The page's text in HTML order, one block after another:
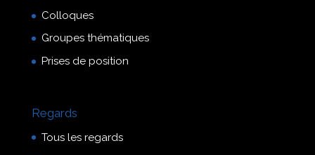
Colloques
Groupes thématiques
Prises de position
Regards
Tous les regards